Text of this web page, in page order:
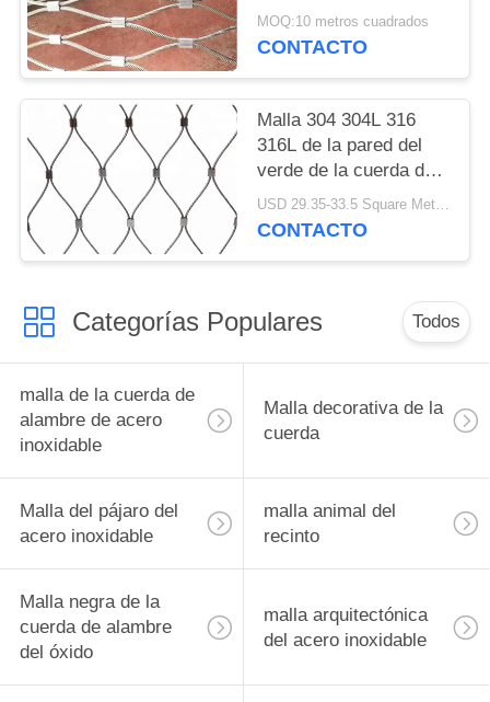
las manos para el
sistema de la pared y
MOQ:10 metros cuadrados
CONTACTO
Malla 304 304L 316
316L de la pared del
verde de la cuerda de
alambre de acero
inoxidable
USD 29.35-33.5 Square Meters MOQ:10 metros cuadrados
CONTACTO
Categorías Populares Todos
malla de la cuerda de
alambre de acero
inoxidable
Malla decorativa de la
cuerda
Malla del pájaro del
acero inoxidable
malla animal del
recinto
Malla negra de la
cuerda de alambre
del óxido
malla arquitectónica
del acero inoxidable